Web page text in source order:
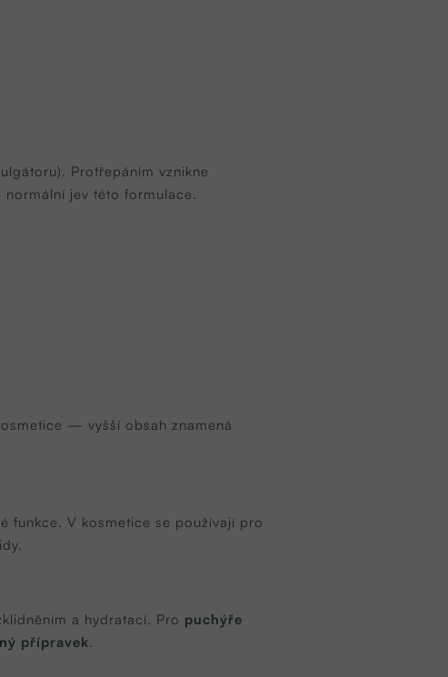
Protřepáním vznikne
jev této formulace.
— vyšší obsah znamená
funkce. V kosmetice se používají pro
a hydratací. Pro puchýře
přípravek.